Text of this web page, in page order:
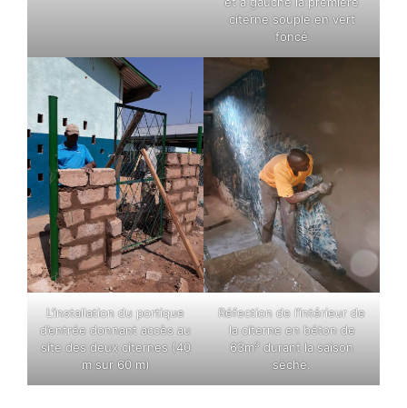
citerne souple en vert
foncé
L’installation du portique
d’entrée donnant accès au
site des deux citernes (40
m sur 60 m)
Réfection de l’intérieur de
la citerne en béton de
63m³ durant la saison
sèche.